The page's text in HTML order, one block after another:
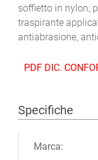
soffietto in nylon;
traspirante
antiabrasione,
PDF DIC.
Specifiche
Marca: